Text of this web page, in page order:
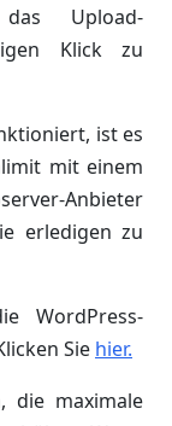
Upload-
Klick zu
ist es
mit einem
Anbieter
erledigen zu
WordPress-
Sie hier.
die maximale